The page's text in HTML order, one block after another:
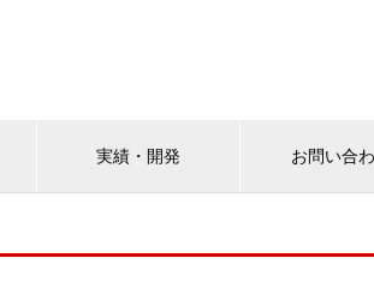
実績・開発 お問い合